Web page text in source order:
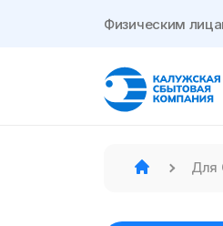
Физическим
Для